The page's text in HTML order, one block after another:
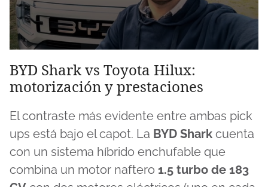
seconds
of
13
minutes,
seconds
BYD Shark vs Toyota Hilux:
motorización y prestaciones
El contraste más evidente entre ambas pick
ups está bajo el capot. La BYD Shark cuenta
con un sistema híbrido enchufable que
combina un motor naftero 1.5 turbo de 183